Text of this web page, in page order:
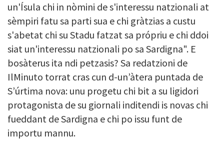
un'Ísula chi in nòmini de s'interessu natzionali at
sèmpiri fatu sa parti sua e chi gràtzias a custu
s'abetat chi su Stadu fatzat sa própriu e chi ddoi
siat un'interessu natzionali po sa Sardigna". E
bosàterus ita ndi petzasis? Sa redatzioni de
IlMinuto torrat cras cun d-un’àtera puntada de
S’úrtima nova: unu progetu chi bit a su ligidori
protagonista de su giornali inditendi is novas chi
fueddant de Sardigna e chi po issu funt de
importu mannu.